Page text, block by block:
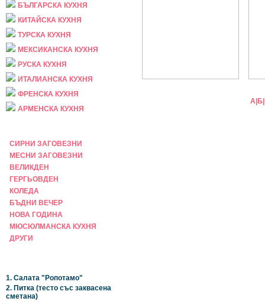
БЪЛГАРСКА КУХНЯ
КИТАЙСКА КУХНЯ
ТУРСКА КУХНЯ
МЕКСИКАНСКА КУХНЯ
РУСКА КУХНЯ
ИТАЛИАНСКА КУХНЯ
ФРЕНСКА КУХНЯ
АРМЕНСКА КУХНЯ
СИРНИ ЗАГОВЕЗНИ
МЕСНИ ЗАГОВЕЗНИ
ВЕЛИКДЕН
ГЕРГЬОВДЕН
КОЛЕДА
БЪДНИ ВЕЧЕР
НОВА ГОДИНА
МЮСЮЛМАНСКА КУХНЯ
ДРУГИ
1. Салата "Ропотамо"
2. Питка (тесто със заквасена
сметана)
А Б